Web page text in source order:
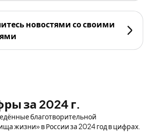
новостями со своими
за 2024 г.
благотворительной
жизни» в России за 2024 год в цифрах.